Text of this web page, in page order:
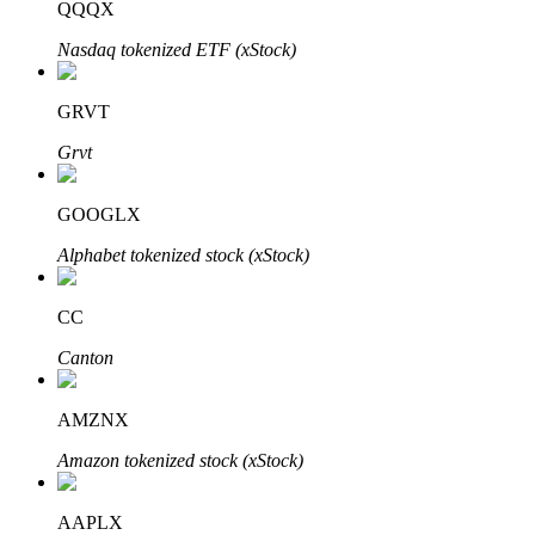
Khóa BTR
Đầu tư độc quyền cho người nắm giữ BTR
Khoản vay
QQQX
Nasdaq tokenized ETF (xStock)
GRVT
Grvt
GOOGLX
Alphabet tokenized stock (xStock)
CC
Canton
AMZNX
Amazon tokenized stock (xStock)
AAPLX